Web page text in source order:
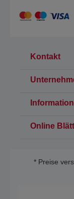
Kontakt
Online
* Preise